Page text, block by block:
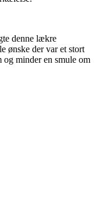
denne lækre
ønske der var et stort
og minder en smule om